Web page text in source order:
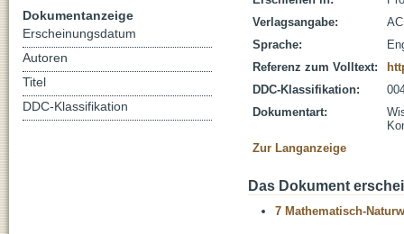
Verlagsangabe:
Sprache:
Referenz zum Volltext:
DDC-Klassifikation:
Dokumentart:
Zur Langanzeige
Das Dokument
7 Mathematisch-
Dokumentanzeige
Erscheinungsdatum
Autoren
Titel
DDC-Klassifikation